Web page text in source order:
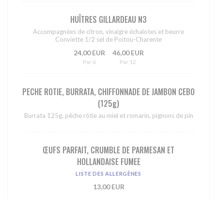
HUÎTRES GILLARDEAU N3
Accompagnées de citron, vinaigre échalotes et beurre
Conviette 1/2 sel de Poitou-Charente
24,00 EUR
Par 6
46,00 EUR
Par 12
PECHE ROTIE, BURRATA, CHIFFONNADE DE JAMBON CEBO
(125g)
Burrata 125g, pêche rôtie au miel et romarin, pignons de pin
ŒUFS PARFAIT, CRUMBLE DE PARMESAN ET
HOLLANDAISE FUMEE
LISTE DES ALLERGÈNES
13,00 EUR